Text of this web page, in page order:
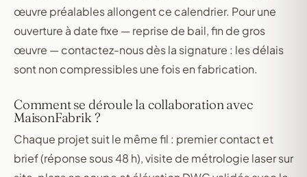
œuvre préalables allongent ce calendrier. Pour une
ouverture à date fixe — reprise de bail, fin de gros
œuvre — contactez-nous dès la signature : les délais
sont non compressibles une fois en fabrication.
Comment se déroule la collaboration avec
MaisonFabrik ?
Chaque projet suit le même fil : premier contact et
brief (réponse sous 48 h), visite de métrologie laser sur